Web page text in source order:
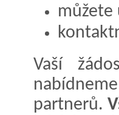
můžete
Vaší
partnerů.